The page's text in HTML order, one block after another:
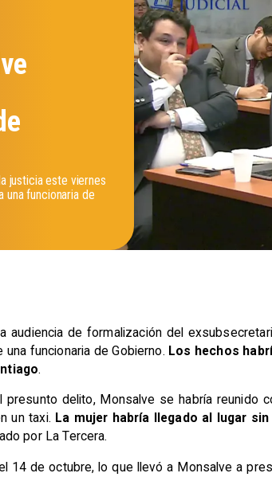
justicia este viernes
funcionaria de
de formalización del
funcionaria de Gobierno. Los hechos
.
delito, Monsalve se habría reunido
un taxi. La mujer habría llegado al lugar
por La Tercera.
14 de octubre, lo que llevó a Monsalve a